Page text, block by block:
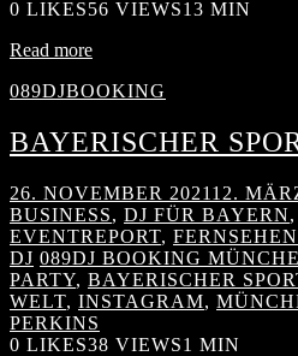
0 LIKES56 VIEWS13 MIN
Read more
089DJBOOKING
BAYERISCHER
26. NOVEMBER 2021 12.
BUSINESS, DJ FÜR BAYERN,
EVENTREPORT,
DJ 089DJ BOOKING
PARTY, BAYERISCHER
WELT, INSTAGRAM,
PERKINS
0 LIKES38 VIEWS1 MIN